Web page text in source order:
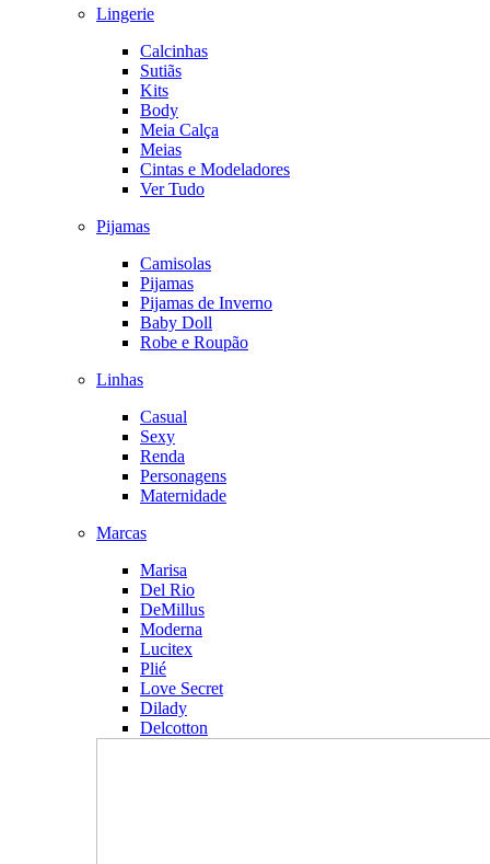
Lingerie
Calcinhas
Sutiãs
Kits
Body
Meia Calça
Meias
Cintas e Modeladores
Ver Tudo
Pijamas
Camisolas
Pijamas
Pijamas de Inverno
Baby Doll
Robe e Roupão
Linhas
Casual
Sexy
Renda
Personagens
Maternidade
Marcas
Marisa
Del Rio
DeMillus
Moderna
Lucitex
Plié
Love Secret
Dilady
Delcotton